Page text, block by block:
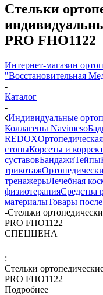
Стельки
PRO FHO1122
Интернет-магазин
"Восстановительная
-
Каталог
-
Индивидуальные
Коллагены Navimeso
REDOX
стопыКорсеты и
суставовБандажиТейпы
трикотаж
тренажерыЛечебная
физиотерапияСредства
материалыТовары
-Стельки
PRO FHO1122
СПЕЦЦЕНА
:
Стельки
PRO FHO1122
Подробнее